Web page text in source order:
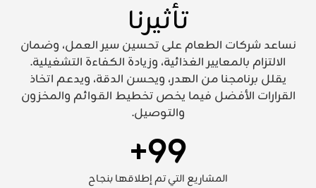
تأثيرنا
نساعد شركات الطعام على تحسين سير العمل، وضمان
الالتزام بالمعايير الغذائية، وزيادة الكفاءة التشغيلية.
يقلل برنامجنا من الهدر، ويحسن الدقة، ويدعم اتخاذ
القرارات الأفضل فيما يخص تخطيط القوائم والمخزون
والتوصيل.
المشاريع التي تم إطلاقها بنجاح
99
+